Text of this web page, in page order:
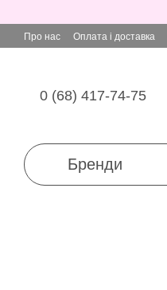
Про нас Оплата і доставка
0 (68) 417-74-75
Бренди